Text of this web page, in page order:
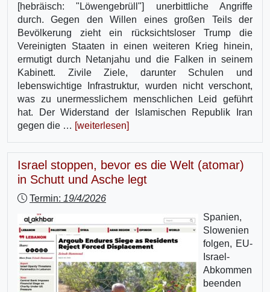
[hebräisch: "Löwengebrüll"] unerbittliche Angriffe
durch. Gegen den Willen eines großen Teils der
Bevölkerung zieht ein rücksichtsloser Trump die
Vereinigten Staaten in einen weiteren Krieg hinein,
ermutigt durch Netanjahu und die Falken in seinem
Kabinett. Zivile Ziele, darunter Schulen und
lebenswichtige Infrastruktur, wurden nicht verschont,
was zu unermesslichem menschlichen Leid geführt
hat. Der Widerstand der Islamischen Republik Iran
gegen die … [weiterlesen]
Israel stoppen, bevor es die Welt (atomar)
in Schutt und Asche legt
Termin: 19/4/2026
Spanien,
Slowenien
folgen, EU-
Israel-
Abkommen
beenden